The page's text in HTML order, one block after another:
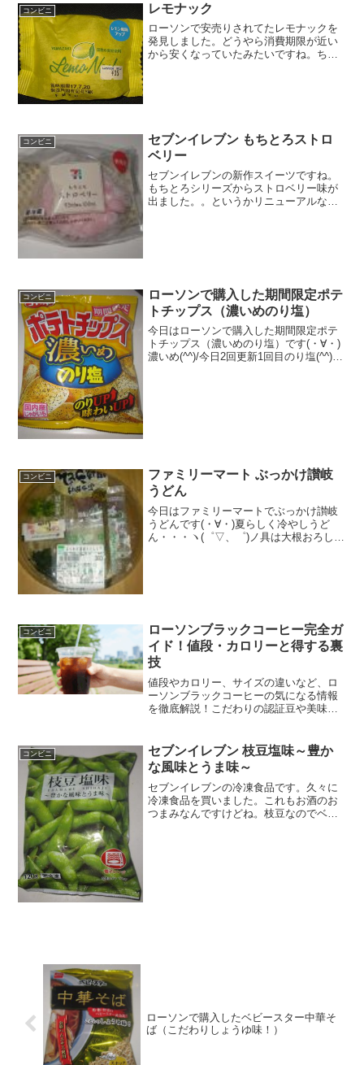
コンビニ レモナック
ローソンで安売りされてたレモナックを
発見しました。どうやら消費期限が近い
から安くなっていたみたいですね。ちな
コンビニ
セブンイレブン もちとろストロ
ベリー
セブンイレブンの新作スイーツですね。
もちとろシリーズからストロベリー味が
出ました。。というかリニューアルなの
コンビニ
ローソンで購入した期間限定ポテ
トチップス（濃いめのり塩）
今日はローソンで購入した期間限定ポテ
トチップス（濃いめのり塩）です(・∀・)
濃いめ(^^)/今日2回更新1回目のり塩(^^)/
コンビニ
ファミリーマート ぶっかけ讃岐
うどん
今日はファミリーマートでぶっかけ讃岐
うどんです(・∀・)夏らしく冷やしうど
ん・・・ヽ(゜▽、゜)ノ具は大根おろしと
コンビニ
ローソンブラックコーヒー完全ガ
イド！値段・カロリーと得する裏
技
値段やカロリー、サイズの違いなど、ロ
ーソンブラックコーヒーの気になる情報
を徹底解説！こだわりの認証豆や美味し
ブラックコーヒーと相性抜群のスイーツ
など、毎日のカフェタイムを充実させる
情報が満載です。
コンビニ
セブンイレブン 枝豆塩味～豊か
な風味とうま味～
セブンイレブンの冷凍食品です。久々に
冷凍食品を買いました。これもお酒のお
つまみなんですけどね。枝豆なのでベタ
ローソンで購入したベビースター中華そ
ば（こだわりしょうゆ味！）